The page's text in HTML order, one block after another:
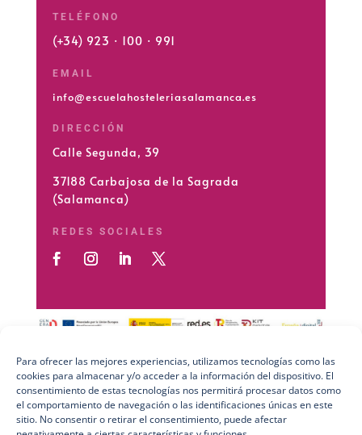
Para ofrecer las mejores experiencias, utilizamos tecnologías como las
cookies para almacenar y/o acceder a la información del dispositivo. El
consentimiento de estas tecnologías nos permitirá procesar datos como
el comportamiento de navegación o las identificaciones únicas en este
sitio. No consentir o retirar el consentimiento, puede afectar
TELÉFONO
(+34) 923 · 100 · 991
EMAIL
info@escuelahosteleriasalamanca.es
DIRECCIÓN
Calle Segunda, 39
37188 Carbajosa de la Sagrada
(Salamanca)
REDES SOCIALES
Preguntas Frecuentes (FAQs)
Aviso Legal